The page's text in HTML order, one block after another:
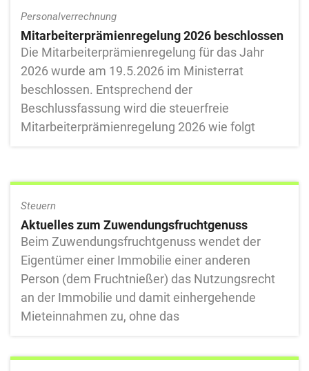
Personalverrechnung
Mitarbeiterprämienregelung 2026 beschlossen
Die Mitarbeiterprämienregelung für das Jahr
2026 wurde am 19.5.2026 im Ministerrat
beschlossen. Entsprechend der
Beschlussfassung wird die steuerfreie
Mitarbeiterprämienregelung 2026 wie folgt
Steuern
Aktuelles zum Zuwendungsfruchtgenuss
Beim Zuwendungsfruchtgenuss wendet der
Eigentümer einer Immobilie einer anderen
Person (dem Fruchtnießer) das Nutzungsrecht
an der Immobilie und damit einhergehende
Mieteinnahmen zu, ohne das